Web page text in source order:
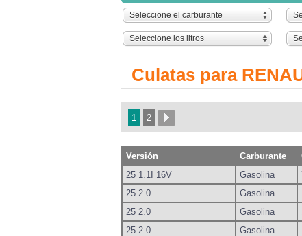
Seleccione el carburante
Seleccione los litros
Culatas para
1 2
Versión Carburante
25 1.1I 16V
Gasolina
25 2.0
Gasolina
25 2.0
Gasolina
25 2.0
Gasolina